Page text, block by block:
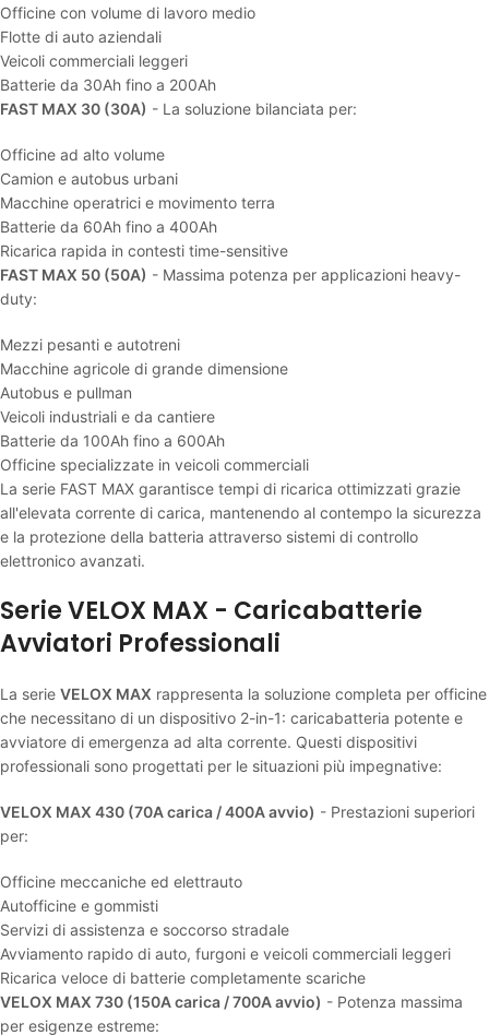
Officine con volume di lavoro medio
Flotte di auto aziendali
Veicoli commerciali leggeri
Batterie da 30Ah fino a 200Ah
FAST MAX 30 (30A) - La soluzione bilanciata per:
Officine ad alto volume
Camion e autobus urbani
Macchine operatrici e movimento terra
Batterie da 60Ah fino a 400Ah
Ricarica rapida in contesti time-sensitive
FAST MAX 50 (50A) - Massima potenza per applicazioni heavy-
duty:
Mezzi pesanti e autotreni
Macchine agricole di grande dimensione
Autobus e pullman
Veicoli industriali e da cantiere
Batterie da 100Ah fino a 600Ah
Officine specializzate in veicoli commerciali
La serie FAST MAX garantisce tempi di ricarica ottimizzati grazie
all'elevata corrente di carica, mantenendo al contempo la sicurezza
e la protezione della batteria attraverso sistemi di controllo
elettronico avanzati.
Serie VELOX MAX - Caricabatterie
Avviatori Professionali
La serie VELOX MAX rappresenta la soluzione completa per officine
che necessitano di un dispositivo 2-in-1: caricabatteria potente e
avviatore di emergenza ad alta corrente. Questi dispositivi
professionali sono progettati per le situazioni più impegnative:
VELOX MAX 430 (70A carica / 400A avvio) - Prestazioni superiori
per:
Officine meccaniche ed elettrauto
Autofficine e gommisti
Servizi di assistenza e soccorso stradale
Avviamento rapido di auto, furgoni e veicoli commerciali leggeri
Ricarica veloce di batterie completamente scariche
VELOX MAX 730 (150A carica / 700A avvio) - Potenza massima
per esigenze estreme: